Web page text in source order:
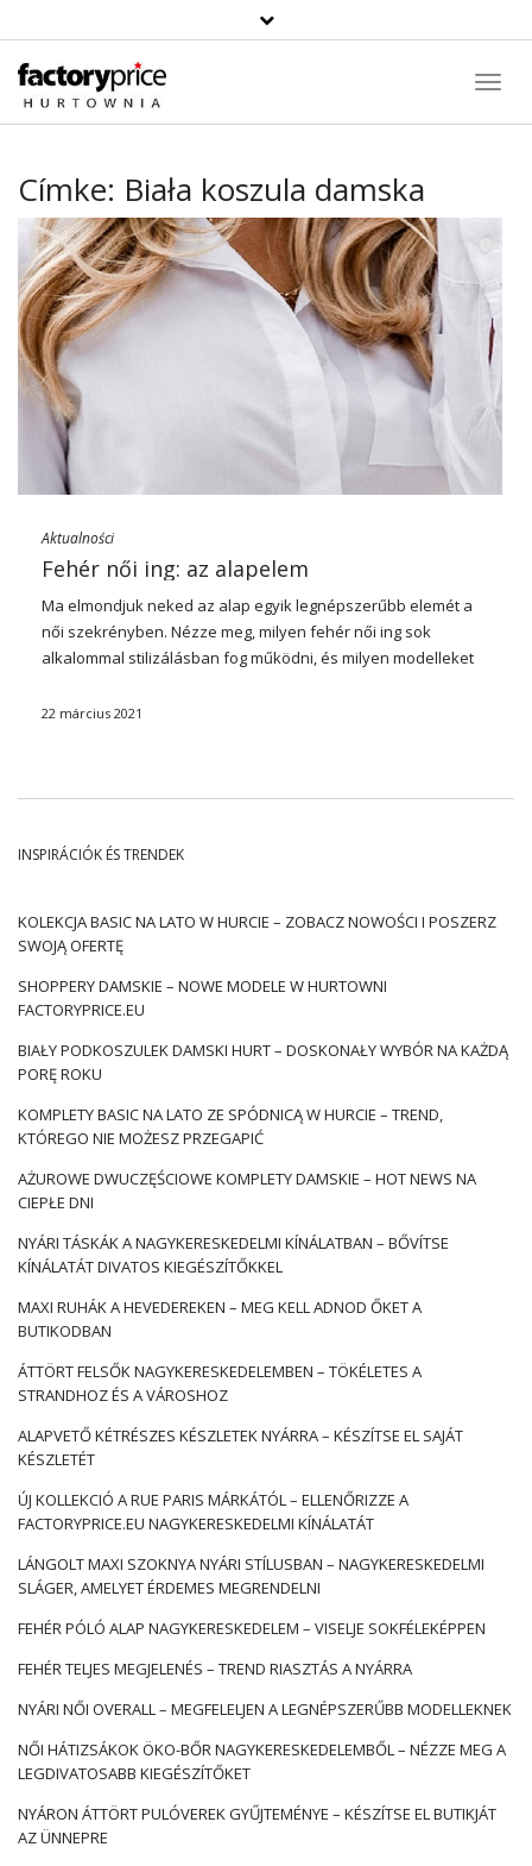
Címke: Biała koszula damska
Aktualności
Fehér női ing: az alapelem
Ma elmondjuk neked az alap egyik legnépszerűbb elemét a
női szekrényben. Nézze meg, milyen fehér női ing sok
alkalommal stilizálásban fog működni, és milyen modelleket
Klasszikus modell
ruházatot gombokkal rögzítik, gyakran kúpos ujjakkal is
kényelmes vágás sem feszes, sem terjedelmes – kissé laza,
így maximális kényelmet biztosít és nem akadályozza a
munkához, a sétához, a partihoz, a barátokkal való
találkozáshoz, de fontos alkalmakhoz is használható.
Elegánsfehér női ingminden nő tökéletesnek tűnik benne. Az
univerzális szín könnyen illeszkedik más árnyalatokhoz, és
Kiválasztásanői ingek természetesen, fogadhatunk az
modellekre, amelyek szilárdan illeszkednek az alakhoz. Akkor
érdemes elsősorban az …
22 március 2021
INSPIRÁCIÓK ÉS TRENDEK
KOLEKCJA BASIC NA LATO W HURCIE – ZOBACZ NOWOŚCI I POSZERZ
SWOJĄ OFERTĘ
SHOPPERY DAMSKIE – NOWE MODELE W HURTOWNI
FACTORYPRICE.EU
BIAŁY PODKOSZULEK DAMSKI HURT – DOSKONAŁY WYBÓR NA KAŻDĄ
PORĘ ROKU
KOMPLETY BASIC NA LATO ZE SPÓDNICĄ W HURCIE – TREND,
KTÓREGO NIE MOŻESZ PRZEGAPIĆ
AŻUROWE DWUCZĘŚCIOWE KOMPLETY DAMSKIE – HOT NEWS NA
CIEPŁE DNI
NYÁRI TÁSKÁK A NAGYKERESKEDELMI KÍNÁLATBAN – BŐVÍTSE
KÍNÁLATÁT DIVATOS KIEGÉSZÍTŐKKEL
MAXI RUHÁK A HEVEDEREKEN – MEG KELL ADNOD ŐKET A
BUTIKODBAN
ÁTTÖRT FELSŐK NAGYKERESKEDELEMBEN – TÖKÉLETES A
STRANDHOZ ÉS A VÁROSHOZ
ALAPVETŐ KÉTRÉSZES KÉSZLETEK NYÁRRA – KÉSZÍTSE EL SAJÁT
KÉSZLETÉT
ÚJ KOLLEKCIÓ A RUE PARIS MÁRKÁTÓL – ELLENŐRIZZE A
FACTORYPRICE.EU NAGYKERESKEDELMI KÍNÁLATÁT
LÁNGOLT MAXI SZOKNYA NYÁRI STÍLUSBAN – NAGYKERESKEDELMI
SLÁGER, AMELYET ÉRDEMES MEGRENDELNI
FEHÉR PÓLÓ ALAP NAGYKERESKEDELEM – VISELJE SOKFÉLEKÉPPEN
FEHÉR TELJES MEGJELENÉS – TREND RIASZTÁS A NYÁRRA
NYÁRI NŐI OVERALL – MEGFELELJEN A LEGNÉPSZERŰBB MODELLEKNEK
NŐI HÁTIZSÁKOK ÖKO-BŐR NAGYKERESKEDELEMBŐL – NÉZZE MEG A
LEGDIVATOSABB KIEGÉSZÍTŐKET
NYÁRON ÁTTÖRT PULÓVEREK GYŰJTEMÉNYE – KÉSZÍTSE EL BUTIKJÁT
AZ ÜNNEPRE